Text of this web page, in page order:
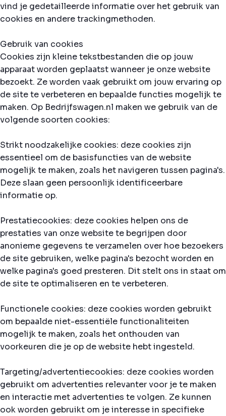
vind je gedetailleerde informatie over het gebruik van
cookies en andere trackingmethoden.
Gebruik van cookies
Cookies zijn kleine tekstbestanden die op jouw
apparaat worden geplaatst wanneer je onze website
bezoekt. Ze worden vaak gebruikt om jouw ervaring op
de site te verbeteren en bepaalde functies mogelijk te
maken. Op Bedrijfswagen.nl maken we gebruik van de
volgende soorten cookies:
Strikt noodzakelijke cookies: deze cookies zijn
essentieel om de basisfuncties van de website
mogelijk te maken, zoals het navigeren tussen pagina's.
Deze slaan geen persoonlijk identificeerbare
informatie op.
Prestatiecookies: deze cookies helpen ons de
prestaties van onze website te begrijpen door
anonieme gegevens te verzamelen over hoe bezoekers
de site gebruiken, welke pagina's bezocht worden en
welke pagina's goed presteren. Dit stelt ons in staat om
de site te optimaliseren en te verbeteren.
Functionele cookies: deze cookies worden gebruikt
om bepaalde niet-essentiële functionaliteiten
mogelijk te maken, zoals het onthouden van
voorkeuren die je op de website hebt ingesteld.
Targeting/advertentiecookies: deze cookies worden
gebruikt om advertenties relevanter voor je te maken
en interactie met advertenties te volgen. Ze kunnen
ook worden gebruikt om je interesse in specifieke